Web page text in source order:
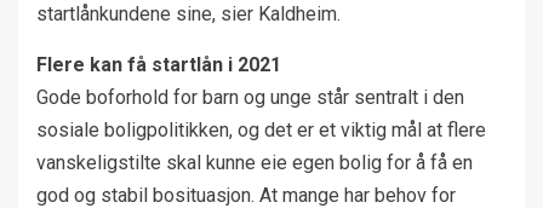
startlånkundene sine, sier Kaldheim.
Flere kan få startlån i 2021
Gode boforhold for barn og unge står sentralt i den
sosiale boligpolitikken, og det er et viktig mål at flere
vanskeligstilte skal kunne eie egen bolig for å få en
god og stabil bosituasjon. At mange har behov for